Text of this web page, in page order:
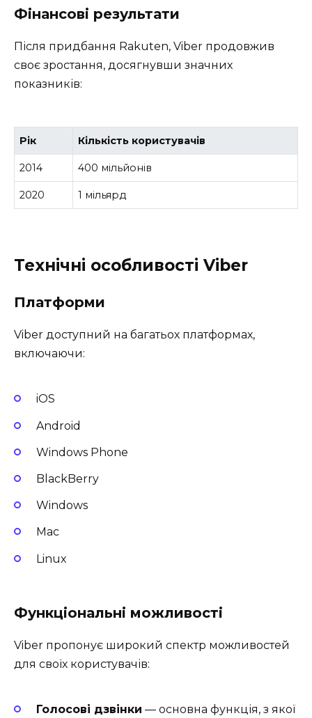
Фінансові результати
Після придбання Rakuten, Viber продовжив
своє зростання, досягнувши значних
показників:
Рік Кількість користувачів
2014 400 мільйонів
2020 1 мільярд
Технічні особливості Viber
Платформи
Viber доступний на багатьох платформах,
включаючи:
iOS
Android
Windows Phone
BlackBerry
Windows
Mac
Linux
Функціональні можливості
Viber пропонує широкий спектр можливостей
для своїх користувачів:
Голосові дзвінки — основна функція, з якої